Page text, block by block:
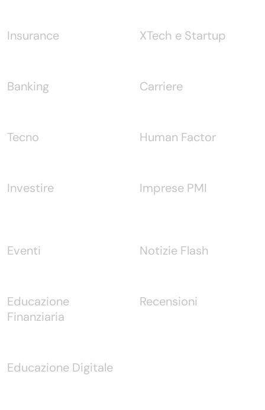
Insurance
Banking
Tecno
Investire
XTech e Startup
Carriere
Human Factor
Imprese PMI
Eventi
Educazione
Finanziaria
Educazione Digitale
Notizie Flash
Recensioni